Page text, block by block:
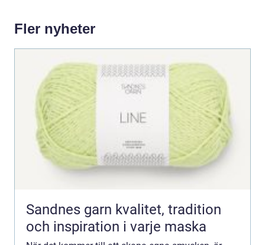
Fler nyheter
Sandnes garn kvalitet, tradition
och inspiration i varje maska